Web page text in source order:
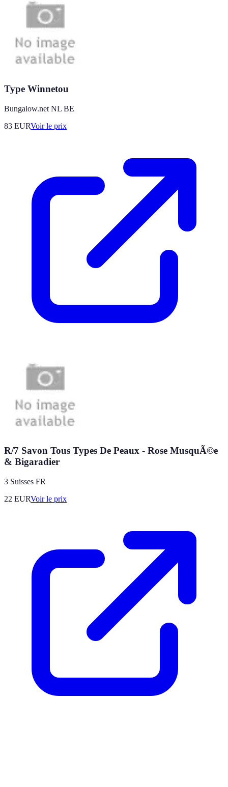
Type Winnetou
Bungalow.net NL BE
83 EURVoir le prix
R/7 Savon Tous Types De Peaux - Rose MusquÃ©e
& Bigaradier
3 Suisses FR
22 EURVoir le prix